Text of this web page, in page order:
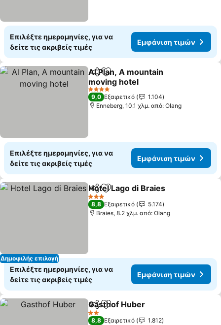
Επιλέξτε ημερομηνίες, για να
δείτε τις ακριβείς τιμές
Εμφάνιση τιμών
Κοινοποίηση
Προσθήκη στα αγαπημένα
Al Plan, A mountain
moving hotel
Εμφάνιση τιμών
4 Αστέρια
9,0 Εξαιρετικό
1.104
Enneberg, 10.1 χλμ. από: Olang
Επιλέξτε ημερομηνίες, για να
δείτε τις ακριβείς τιμές
Εμφάνιση τιμών
Δημοφιλής επιλογή
Κοινοποίηση
Προσθήκη στα αγαπημένα
Hotel Lago di Braies
3 Αστέρια
8,8 Εξαιρετικό
5.174
Braies, 8.2 χλμ. από: Olang
Επιλέξτε ημερομηνίες, για να
δείτε τις ακριβείς τιμές
Εμφάνιση τιμών
Κοινοποίηση
Προσθήκη στα αγαπημένα
Gasthof Huber
2 Αστέρια
8,8 Εξαιρετικό
1.812